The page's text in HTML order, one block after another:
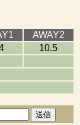
AWAY2
10.5